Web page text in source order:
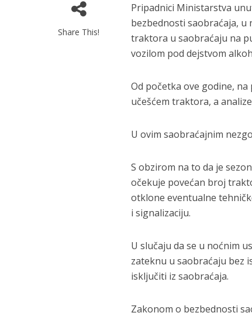
Share This!
Pripadnici Ministarstva
bezbednosti saobraćaja,
traktora u saobraćaju na
vozilom pod dejstvom
Od početka ove godine,
učešćem traktora, a
U ovim saobraćajnim
S obzirom na to da je
očekuje povećan broj
otklone eventualne
i signalizaciju.
U slučaju da se u noćnim
zateknu u saobraćaju bez
isklјučiti iz saobraćaja.
Zakonom o bezbednosti